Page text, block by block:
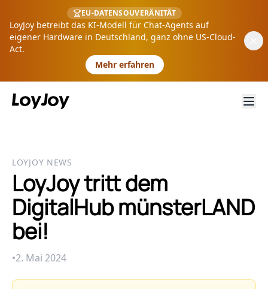
EU-DATENSOUVERÄNITÄT
LoyJoy betreibt das KI-Modell für Chat-Agents auf
eigener Hardware in Deutschland, ganz ohne US-Cloud-
Act.
Mehr erfahren
LOYJOY NEWS
LoyJoy tritt dem
DigitalHub münsterLAND
bei!
•2. Mai 2024